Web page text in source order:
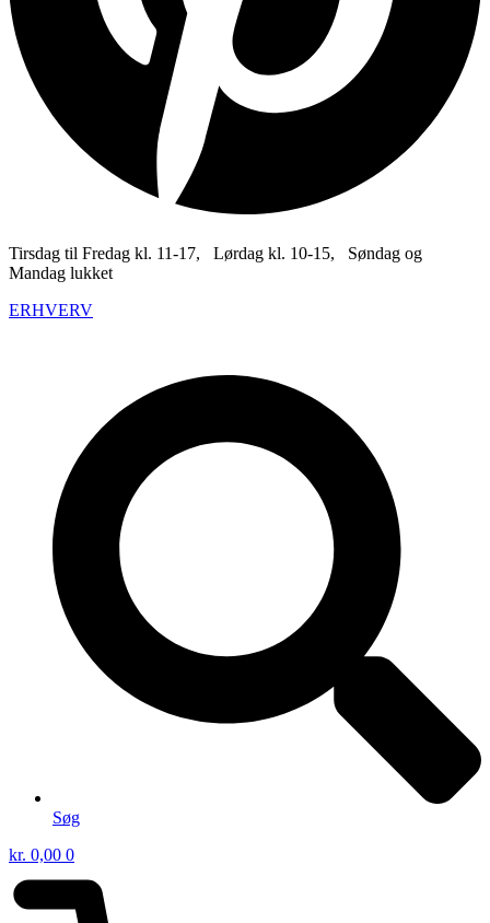
Tirsdag til Fredag kl. 11-17, Lørdag kl. 10-15, Søndag og
Mandag lukket
ERHVERV
Søg
kr. 0,00 0